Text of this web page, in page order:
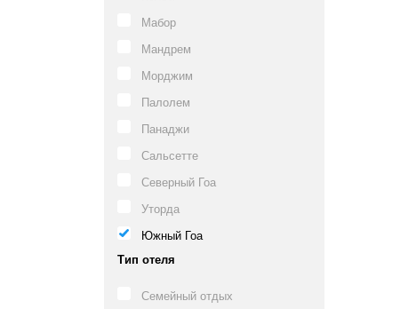
Мабор
Мандрем
Морджим
Палолем
Панаджи
Сальсетте
Северный Гоа
Уторда
Южный Гоа
Тип отеля
Семейный отдых